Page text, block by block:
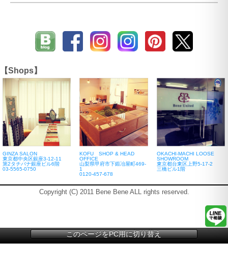
【Shops】
GINZA SALON
東京都中央区銀座3-12-11
第2タチバナ銀座ビル6階
03-5565-0750
KOFU SHOP & HEAD
OFFICE
山梨県甲府市下鍛冶屋町469-
1
0120-457-678
OKACHI-MACHI LOOSE
SHOWROOM
東京都台東区上野5-17-2
三橋ビル1階
Copyright (C) 2011 Bene Bene ALL rights reserved.
このページをPC用に切り替え